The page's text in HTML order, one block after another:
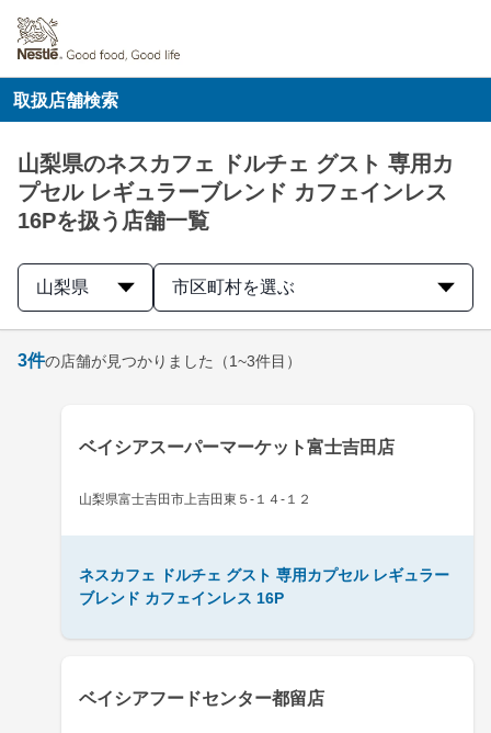
取扱店舗検索
山梨県のネスカフェ ドルチェ グスト 専用カ
プセル レギュラーブレンド カフェインレス
16Pを扱う店舗一覧
山梨県 市区町村を選ぶ
3件の店舗が見つかりました （1~3件目）
ベイシアスーパーマーケット富士吉田店
山梨県富士吉田市上吉田東５-１４-１２
ネスカフェ ドルチェ グスト 専用カプセル レギュラー
ブレンド カフェインレス 16P
ベイシアフードセンター都留店